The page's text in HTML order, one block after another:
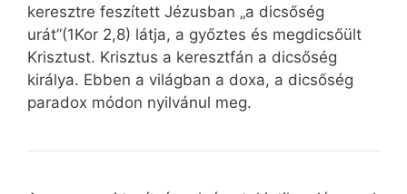
keresztre feszített Jézusban „a dicsőség
urát”(1Kor 2,8) látja, a győztes és megdicsőült
Krisztust. Krisztus a keresztfán a dicsőség
királya. Ebben a világban a doxa, a dicsőség
paradox módon nyilvánul meg.